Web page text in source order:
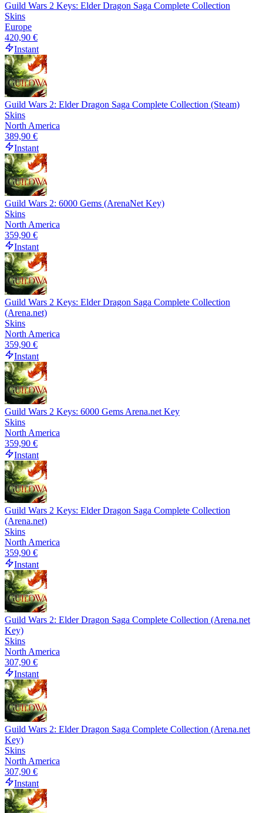
Guild Wars 2 Keys: Elder Dragon Saga Complete Collection
Skins
Europe
420,90 €
Instant
Guild Wars 2: Elder Dragon Saga Complete Collection (Steam)
Skins
North America
389,90 €
Instant
Guild Wars 2: 6000 Gems (ArenaNet Key)
Skins
North America
359,90 €
Instant
Guild Wars 2 Keys: Elder Dragon Saga Complete Collection
(Arena.net)
Skins
North America
359,90 €
Instant
Guild Wars 2 Keys: 6000 Gems Arena.net Key
Skins
North America
359,90 €
Instant
Guild Wars 2 Keys: Elder Dragon Saga Complete Collection
(Arena.net)
Skins
North America
359,90 €
Instant
Guild Wars 2: Elder Dragon Saga Complete Collection (Arena.net
Key)
Skins
North America
307,90 €
Instant
Guild Wars 2: Elder Dragon Saga Complete Collection (Arena.net
Key)
Skins
North America
307,90 €
Instant